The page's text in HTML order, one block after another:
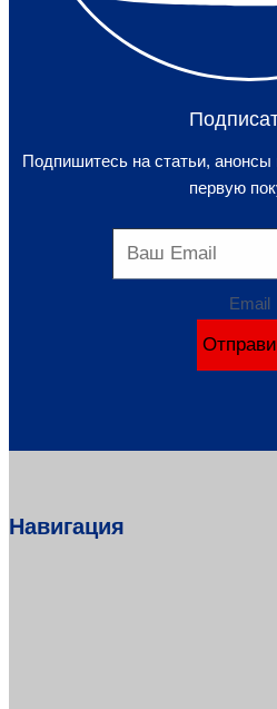
Подпишитесь на статьи, анонсы
первую
Email
Навигация